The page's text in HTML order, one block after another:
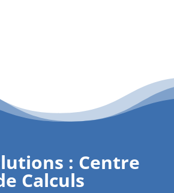
: Centre
Calculs